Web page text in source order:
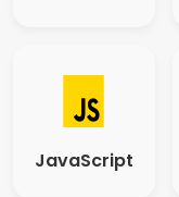
JavaScript